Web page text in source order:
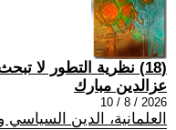
(18) نظرية التطور لا تبحث في وجود خالق من عدمه
عزالدين مبارك
2026 / 8 / 10
العلمانية، الدين السياسي